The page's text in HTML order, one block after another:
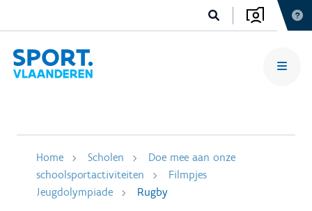
Home Scholen
Doe mee aan onze
schoolsportactiviteiten
Filmpjes
Jeugdolympiade
Rugby